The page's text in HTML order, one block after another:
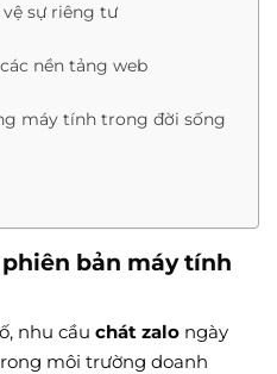
sự riêng tư
nền tảng web
máy tính trong đời sống
bản máy tính
nhu cầu chát zalo ngày
môi trường doanh